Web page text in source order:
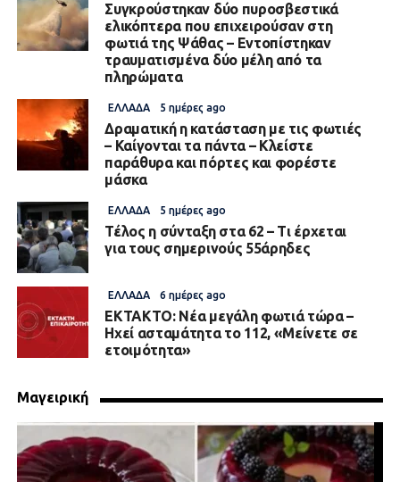
Συγκρούστηκαν δύο πυροσβεστικά
ελικόπτερα που επιχειρούσαν στη
φωτιά της Ψάθας – Εντοπίστηκαν
τραυματισμένα δύο μέλη από τα
πληρώματα
ΕΛΛΆΔΑ 5 ημέρες ago
Δραματική η κατάσταση με τις φωτιές
– Καίγονται τα πάντα – Κλείστε
παράθυρα και πόρτες και φορέστε
μάσκα
ΕΛΛΆΔΑ 5 ημέρες ago
Τέλος η σύνταξη στα 62 – Τι έρχεται
για τους σημερινούς 55άρηδες
ΕΛΛΆΔΑ 6 ημέρες ago
EKTAKTO: Νέα μεγάλη φωτιά τώρα –
Ηχεί ασταμάτητα το 112, «Μείνετε σε
ετοιμότητα»
Μαγειρική